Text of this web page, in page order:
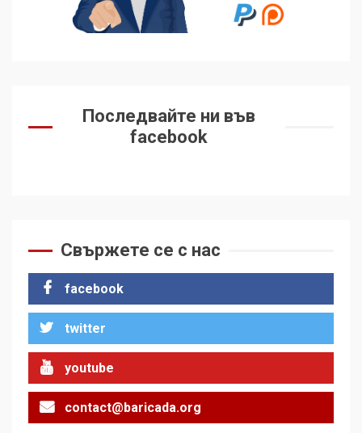
Последвайте ни във
facebook
Свържете се с нас
facebook
twitter
youtube
contact@baricada.org